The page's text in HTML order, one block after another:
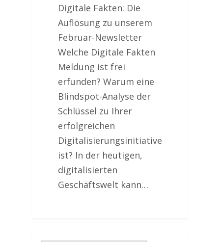
Digitale Fakten: Die
Auflösung zu unserem
Februar-Newsletter
Welche Digitale Fakten
Meldung ist frei
erfunden? Warum eine
Blindspot-Analyse der
Schlüssel zu Ihrer
erfolgreichen
Digitalisierungsinitiative
ist? In der heutigen,
digitalisierten
Geschäftswelt kann…